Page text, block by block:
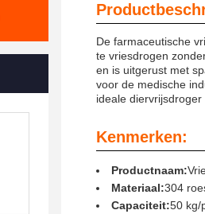
De farmaceutische
te vriesdrogen
en is uitgerust met
voor de medische
ideale
Kenmerken:
Productnaam:
Materiaal:304
Capaciteit:50 kg/